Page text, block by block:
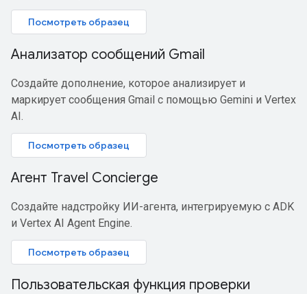
Посмотреть образец
Анализатор сообщений Gmail
Создайте дополнение, которое анализирует и
маркирует сообщения Gmail с помощью Gemini и Vertex
AI.
Посмотреть образец
Агент Travel Concierge
Создайте надстройку ИИ-агента, интегрируемую с ADK
и Vertex AI Agent Engine.
Посмотреть образец
Пользовательская функция проверки